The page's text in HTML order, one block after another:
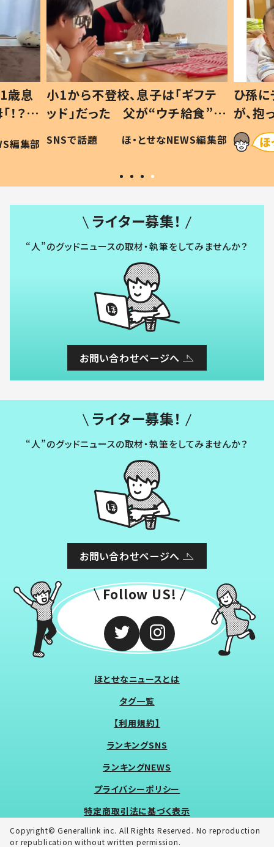
歳息
？」
編集部
小1から不登校、息子は「ギフテ
ッド」だった 父が“ウチ給食”を
作り続ける理由とは #令和の親
#令和の子
SNSで話題 ほ・とせなNEWS編集部
ひ孫
が、
「涙が
い」
ライター募集！
“人”のグッドニュースの取材・執筆をしてみませんか？
お問い合わせページへ
ライター募集！
“人”のグッドニュースの取材・執筆をしてみませんか？
お問い合わせページへ
Follow US!
ほとせなニュースとは
タグ一覧
【利用規約】
ランキングSNS
ランキングNEWS
プライバシーポリシー
特定商取引法に基づく表示
Copyright© Generallink inc. All Rights Reserved. No reproduction
or republication without written permission.